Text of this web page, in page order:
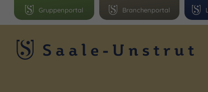
Branchenportal
Gruppenportal